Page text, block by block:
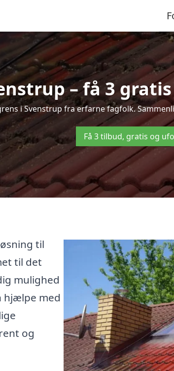
– få 3
i Svenstrup fra erfarne fagfolk.
Få 3 tilbud, gratis og
til
til det
mulighed
hjælpe med
og